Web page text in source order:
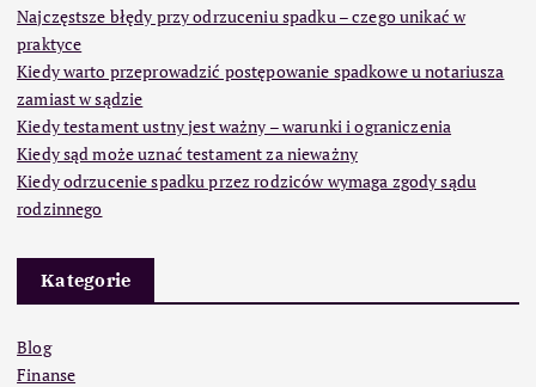
Najczęstsze błędy przy odrzuceniu spadku – czego unikać w
praktyce
Kiedy warto przeprowadzić postępowanie spadkowe u notariusza
zamiast w sądzie
Kiedy testament ustny jest ważny – warunki i ograniczenia
Kiedy sąd może uznać testament za nieważny
Kiedy odrzucenie spadku przez rodziców wymaga zgody sądu
rodzinnego
Kategorie
Blog
Finanse